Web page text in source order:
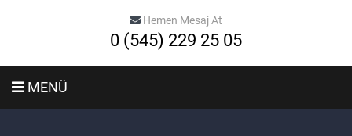
Hemen Mesaj At
0 (545) 229 25 05
MENÜ